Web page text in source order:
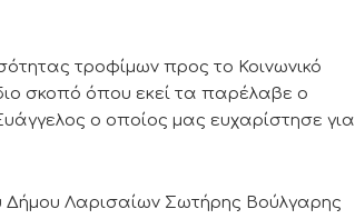
τροφίμων προς το Κοινωνικό
σκοπό όπου εκεί τα παρέλαβε ο
ο οποίος μας ευχαρίστησε για
Δήμου Λαρισαίων Σωτήρης Βούλγαρης